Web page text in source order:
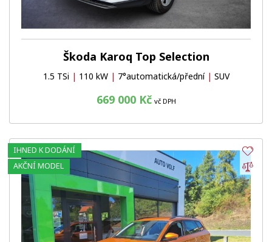
Škoda Karoq Top Selection
1.5 TSi | 110 kW | 7°automatická/přední | SUV
669 000 Kč vč DPH
IHNED K DODÁNÍ
AKČNÍ MODEL